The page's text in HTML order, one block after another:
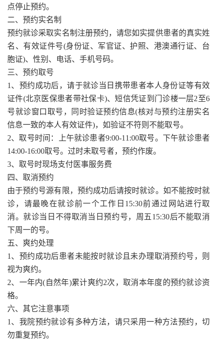
点停止预约。
二、预约实名制
预约就诊采取实名制注册预约，请您如实提供患者的真实姓
名、有效证件号(身份证、军官证、护照、港澳通行证、台
胞证)、性别、电话、手机号码。
三、预约取号
1、预约成功后，请于就诊当日携带患者本人身份证等有效
证件(北京医保患者带社保卡)、短信凭证到门诊楼一层2至6
号就诊窗口取号，同时验证预约信息(核对与预约注册实名
信息一致的本人有效证件)，如验证不符则不能取号。
2、取号时间：上午就诊患者9:00-11:00取号。下午就诊患者
14:00-16:00取号。过时未取号者，预约作废。
3、取号时现场支付医事服务费
四、取消预约
由于预约号源有限，预约成功后请按时就诊。如不能按时就
诊，请最晚在就诊前一个工作日15:30前通过网站进行取
消。就诊当日不得取消当日预约号，周五15:30后不能取消
下周一的号。
五、爽约处理
1、预约成功后患者未能按时就诊且未办理取消预约号，则
视为爽约。
2、一年内(自然年)累计爽约2次，取消本年度的预约就诊资
格。
六、其它注意事项
1、我院预约就诊有多种方法，请只采用一种方法预约，切
勿重复预约。